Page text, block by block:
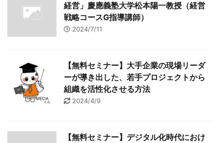
経営」慶應義塾大学松本陽一教授（経営
戦略コースG指導講師）
2024/7/11
【無料セミナー】大手企業の現場リーダ
ーが導き出した、若手プロジェクトから
組織を活性化させる方法
2024/4/9
【無料セミナー】デジタル化時代におけ